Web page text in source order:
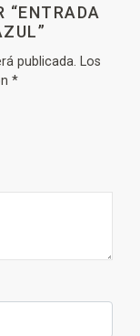
“ENTRADA
publicada. Los
*